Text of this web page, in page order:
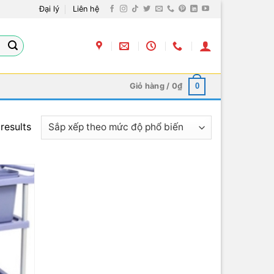
Đại lý Liên hệ
Giỏ hàng / 0₫ 0